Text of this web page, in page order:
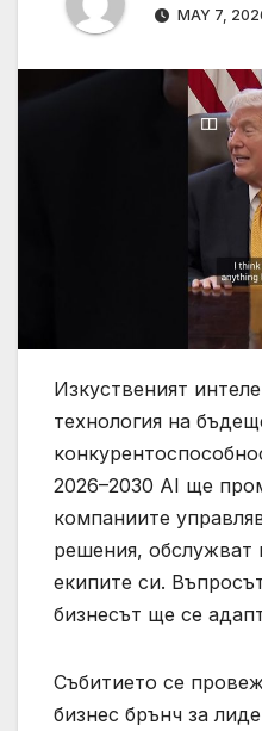
MAY 7,
Изкуственият
технология на
2026–2030 AI ще
компаниите
решения, обслужват
екипите си.
бизнесът ще се
Събитието се
бизнес брънч за